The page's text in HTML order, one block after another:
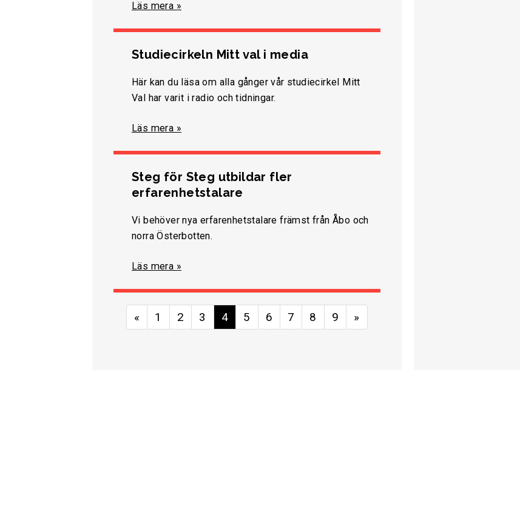
Läs mera »
Studiecirkeln Mitt val i media
Här kan du läsa om alla gånger vår studiecirkel Mitt
Val har varit i radio och tidningar.
Läs mera »
Steg för Steg utbildar fler
erfarenhetstalare
Vi behöver nya erfarenhetstalare främst från Åbo och
norra Österbotten.
Läs mera »
« 1 2 3 4 5 6 7 8 9 »